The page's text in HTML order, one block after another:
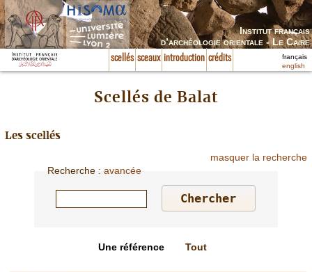
Institut français
d’archéologie orientale - Le Caire
scellés sceaux introduction crédits
français
english
Scellés de Balat
Les scellés
masquer la recherche
Recherche :avancée
Une référence Tout